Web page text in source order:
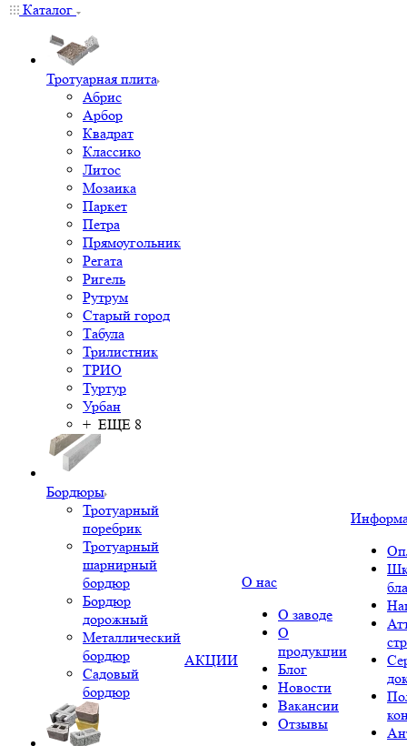
Каталог
Тротуарная плита
Абрис
Арбор
Квадрат
Классико
Литос
Мозаика
Паркет
Петра
Прямоугольник
Регата
Ригель
Рутрум
Старый город
Табула
Трилистник
ТРИО
Туртур
Урбан
+ ЕЩЕ 8
Бордюры
Тротуарный
поребрик
Тротуарный
шарнирный
бордюр
Бордюр
дорожный
Металлический
бордюр
Садовый
бордюр
АКЦИИ
О нас
О заводе
О
продукции
Блог
Новости
Вакансии
Отзывы